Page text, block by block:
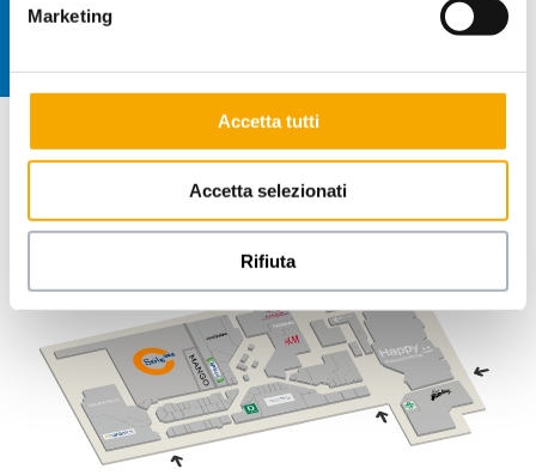
Marketing
Accetta tutti
Accetta selezionati
Rifiuta